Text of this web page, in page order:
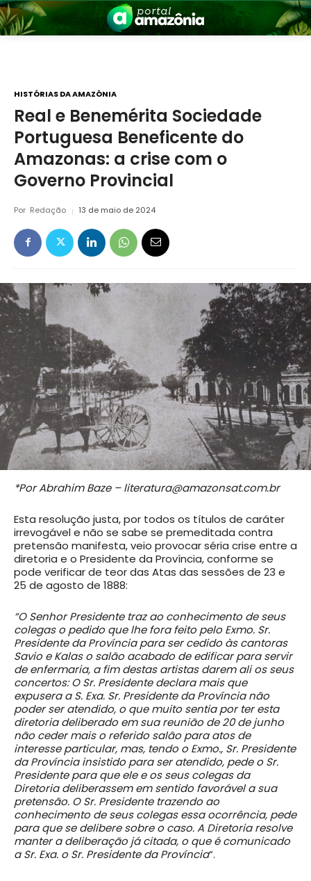
Amazônia
HISTÓRIAS DA AMAZÔNIA
Real e Benemérita Sociedade
Portuguesa Beneficente do
Amazonas: a crise com o
Governo Provincial
Por Redação 13 de maio de 2024
*Por Abrahim Baze – literatura@amazonsat.com.br
Esta resolução justa, por todos os títulos de caráter
irrevogável e não se sabe se premeditada contra
pretensão manifesta, veio provocar séria crise entre a
diretoria e o Presidente da Província, conforme se
pode verificar de teor das Atas das sessões de 23 e
25 de agosto de 1888:
“O Senhor Presidente traz ao conhecimento de seus
colegas o pedido que lhe fora feito pelo Exmo. Sr.
Presidente da Província para ser cedido às cantoras
Savio e Kalas o salão acabado de edificar para servir
de enfermaria, a fim destas artistas darem ali os seus
concertos: O Sr. Presidente declara mais que
expusera a S. Exa. Sr. Presidente da Província não
poder ser atendido, o que muito sentia por ter esta
diretoria deliberado em sua reunião de 20 de junho
não ceder mais o referido salão para atos de
interesse particular, mas, tendo o Exmo., Sr. Presidente
da Província insistido para ser atendido, pede o Sr.
Presidente para que ele e os seus colegas da
Diretoria deliberassem em sentido favorável a sua
pretensão. O Sr. Presidente trazendo ao
conhecimento de seus colegas essa ocorrência, pede
para que se delibere sobre o caso. A Diretoria resolve
manter a deliberação já citada, o que é comunicado
a Sr. Exa. o Sr. Presidente da Província“.